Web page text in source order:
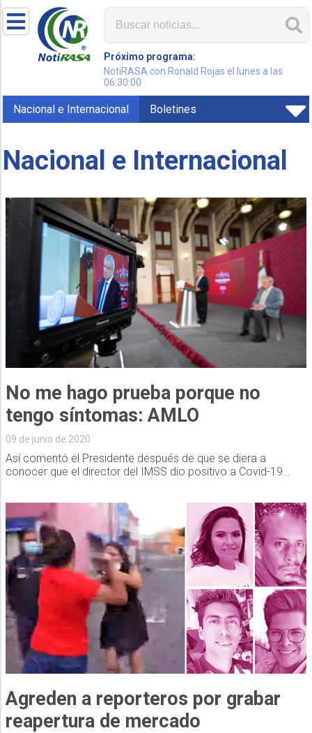
Próximo programa:
NotiRASA con Ronald Rojas el lunes a las
06:30:00
Nacional e Internacional Boletines
Nacional e Internacional
No me hago prueba porque no
tengo síntomas: AMLO
09 de junio de 2020
Así comentó el Presidente después de que se diera a
conocer que el director del IMSS dio positivo a Covid-19…
Agreden a reporteros por grabar
reapertura de mercado